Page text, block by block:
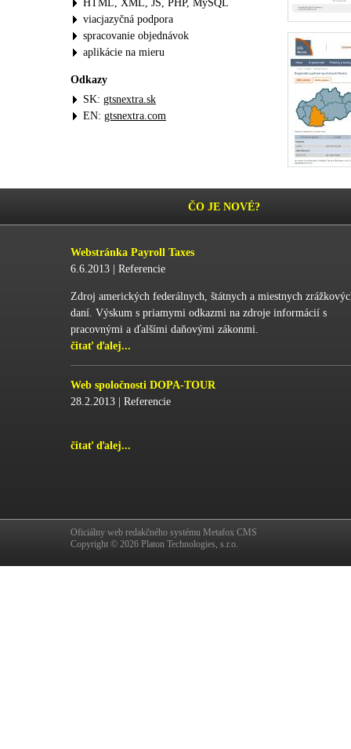
HTML, XML, JS, PHP, MySQL
viacjazyčná podpora
spracovanie objednávok
aplikácie na mieru
Odkazy
SK: gtsnextra.sk
EN: gtsnextra.com
ČO JE NOVÉ?
Webstránka Payroll Taxes
6.6.2013 | Referencie
Zdroj amerických federálnych, štátnych a miestnych
daní. Výskum s priamymi odkazmi na zdroje informácií s
pracovnými a ďalšími daňovými zákonmi.
čitať ďalej...
Web spoločnosti DOPA-TOUR
28.2.2013 | Referencie
čitať ďalej...
Oficiálny web redakčného systému Metafox CMS
Copyright © 2026 Platon Technologies, s.r.o.